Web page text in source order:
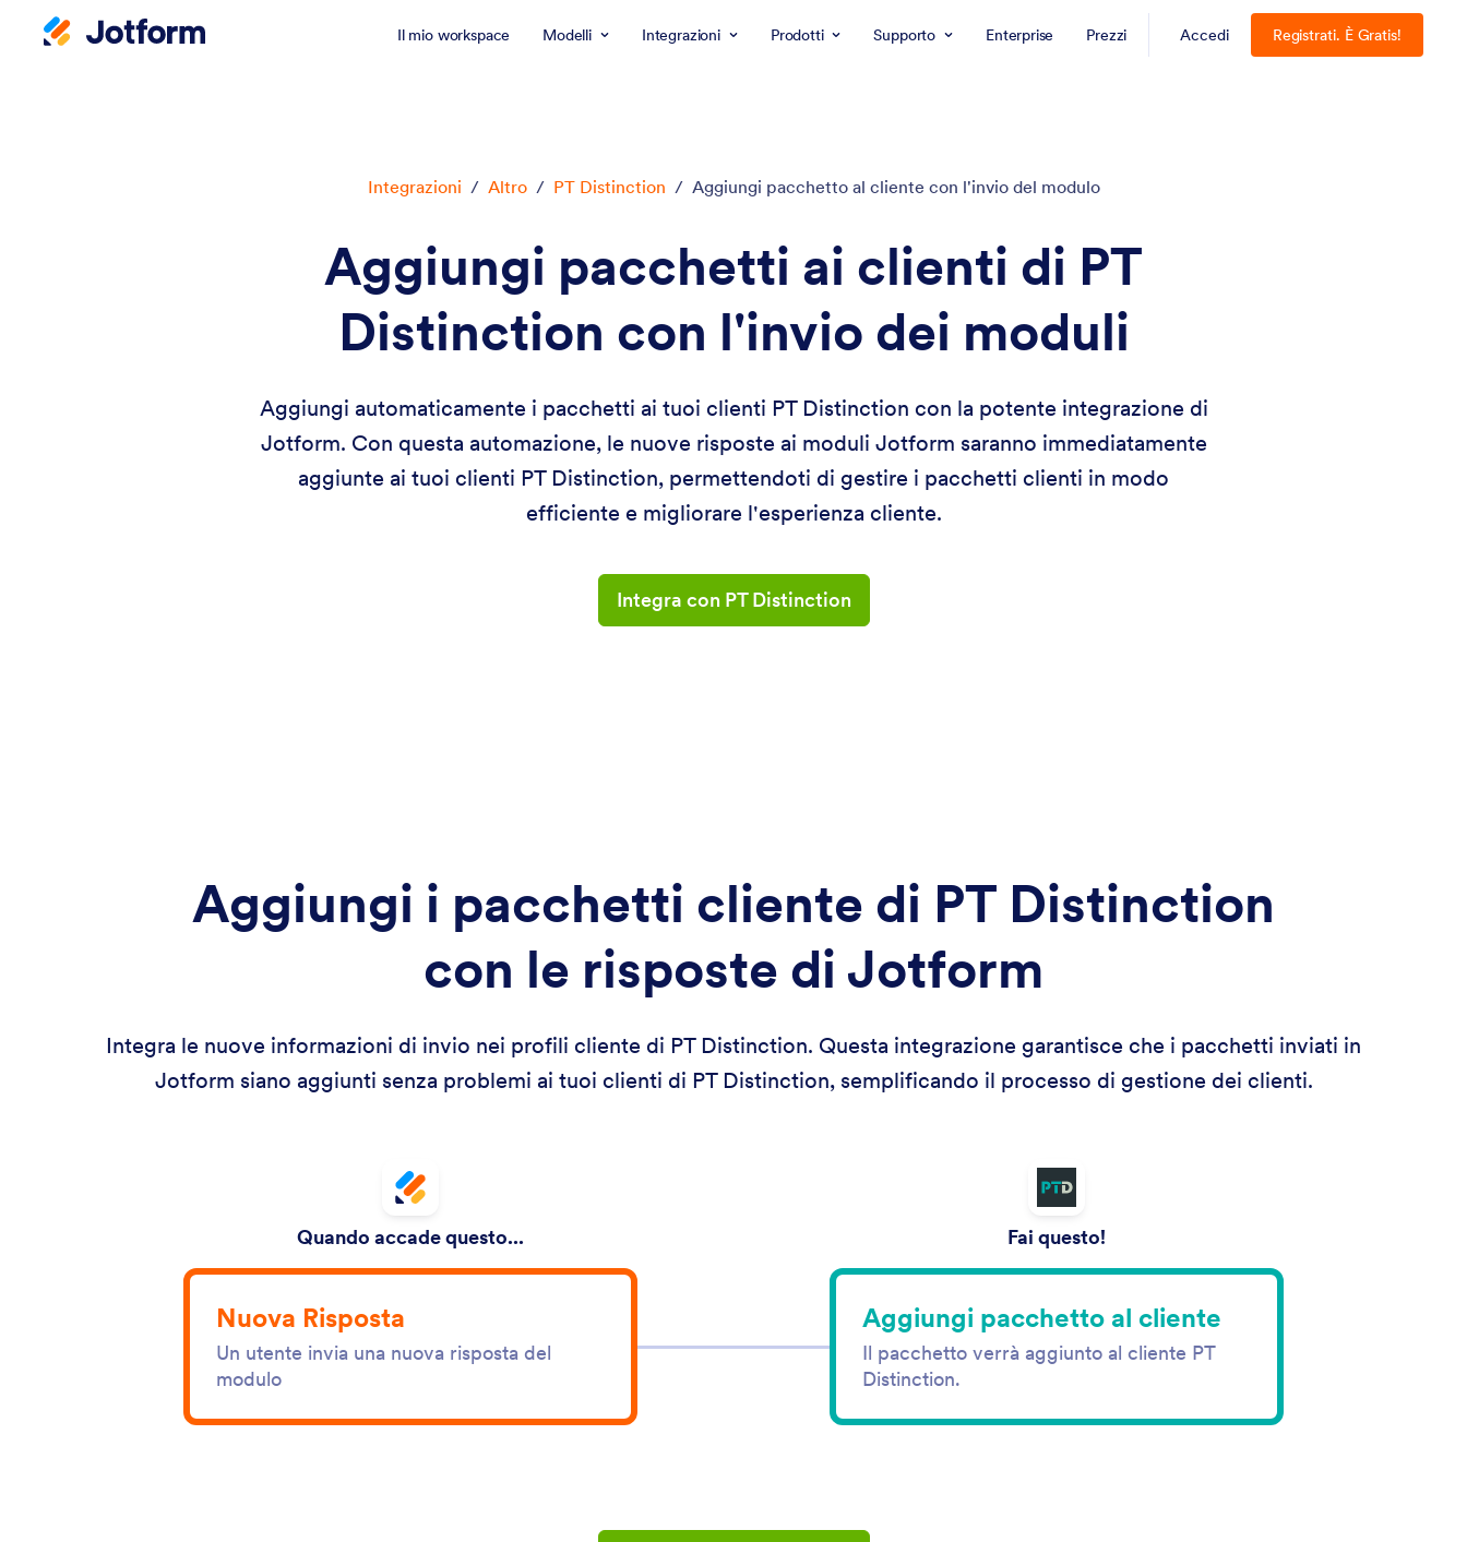
Il mio workspace Modelli Integrazioni Prodotti Supporto Enterprise Prezzi Accedi Registrati. È Gratis!
Integrazioni / Altro / PT Distinction / Aggiungi pacchetto al cliente con l'invio del modulo
Aggiungi pacchetti ai clienti di PT
Distinction con l'invio dei moduli
Aggiungi automaticamente i pacchetti ai tuoi clienti PT Distinction con la potente integrazione di
Jotform. Con questa automazione, le nuove risposte ai moduli Jotform saranno immediatamente
aggiunte ai tuoi clienti PT Distinction, permettendoti di gestire i pacchetti clienti in modo
efficiente e migliorare l'esperienza cliente.
Integra con PT Distinction
Aggiungi i pacchetti cliente di PT Distinction
con le risposte di Jotform
Integra le nuove informazioni di invio nei profili cliente di PT Distinction. Questa integrazione garantisce che i pacchetti inviati in
Jotform siano aggiunti senza problemi ai tuoi clienti di PT Distinction, semplificando il processo di gestione dei clienti.
Quando accade questo...
Nuova Risposta
Un utente invia una nuova risposta del
modulo
Fai questo!
Aggiungi pacchetto al cliente
Il pacchetto verrà aggiunto al cliente PT
Distinction.